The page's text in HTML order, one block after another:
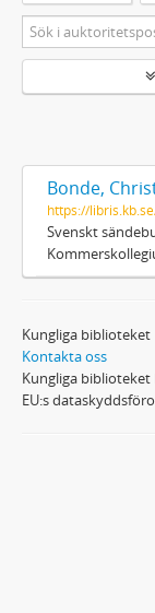
Bonde,
https://
Svenskt
Kungliga biblioteket
Kontakta oss
Kungliga
EU:s